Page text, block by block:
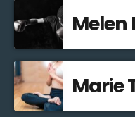
Melen
Marie